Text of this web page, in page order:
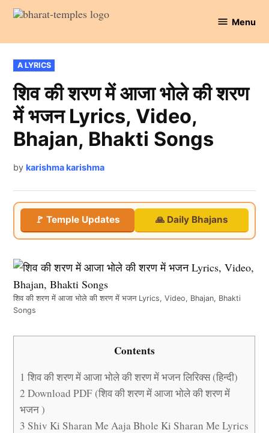
Skip
content
Temples
Menu
POSTED
IN
A LYRICS
शिव की शरण में आजा भोले की शरण
में भजन Lyrics, Video,
Bhajan, Bhakti Songs
by karishma karishma
🚩 Temple Updates 🙏 Daily Bhajans
शिव की शरण में आजा भोले की शरण में भजन Lyrics, Video, Bhajan, Bhakti
Songs
Contents
1 शिव की शरण में आजा भोले की शरण में भजन लिरिक्स (हिन्दी)
2 Download PDF (शिव की शरण में आजा भोले की शरण में
भजन )
3 Shiv Ki Sharan Me Aaja Bhole Ki Sharan Me Lyrics